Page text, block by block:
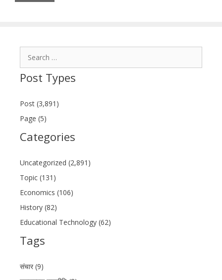
Post Types
Post (3,891)
Page (5)
Categories
Uncategorized (2,891)
Topic (131)
Economics (106)
History (82)
Educational Technology (62)
Tags
संचार (9)